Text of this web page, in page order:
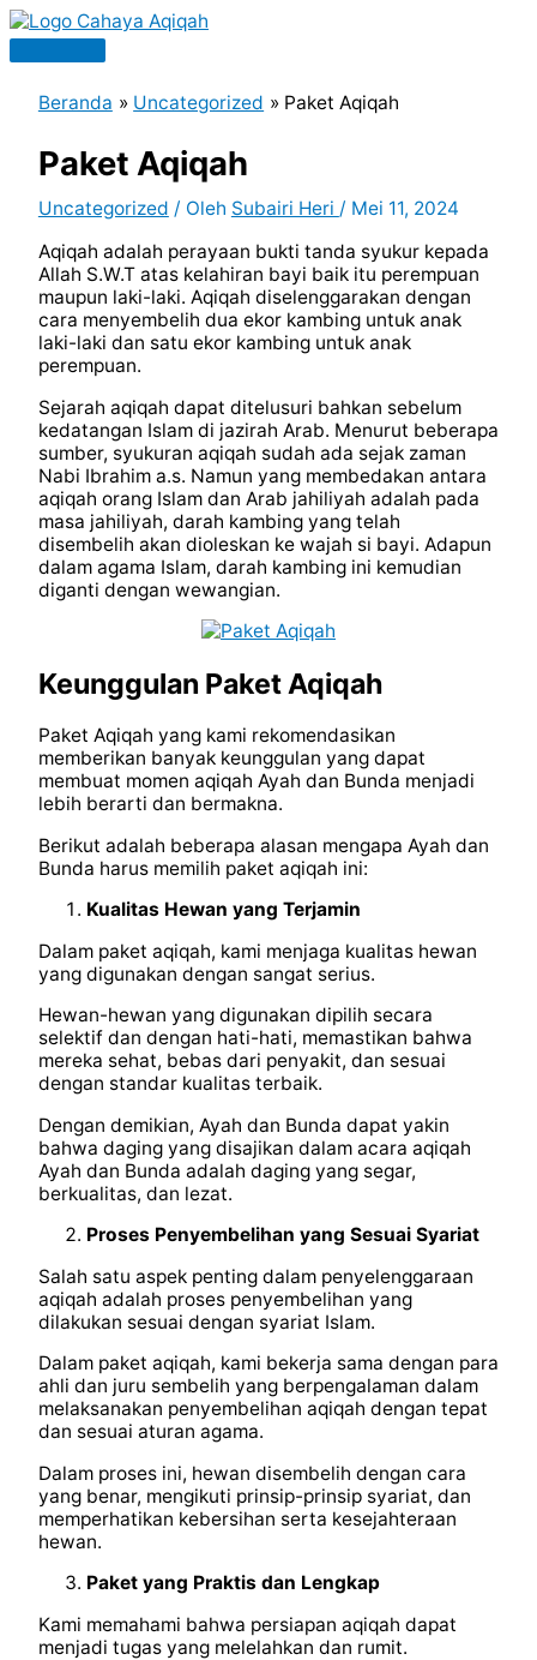
Lewati
ke
kontenMenu
Beranda
Uncategorized Paket Aqiqah
Paket Aqiqah
Uncategorized / Oleh Subairi Heri / Mei 11, 2024
Aqiqah adalah perayaan bukti tanda syukur kepada
Allah S.W.T atas kelahiran bayi baik itu perempuan
maupun laki-laki. Aqiqah diselenggarakan dengan
cara menyembelih dua ekor kambing untuk anak
laki-laki dan satu ekor kambing untuk anak
perempuan.
Sejarah aqiqah dapat ditelusuri bahkan sebelum
kedatangan Islam di jazirah Arab. Menurut beberapa
sumber, syukuran aqiqah sudah ada sejak zaman
Nabi Ibrahim a.s. Namun yang membedakan antara
aqiqah orang Islam dan Arab jahiliyah adalah pada
masa jahiliyah, darah kambing yang telah
disembelih akan dioleskan ke wajah si bayi. Adapun
dalam agama Islam, darah kambing ini kemudian
diganti dengan wewangian.
Keunggulan Paket Aqiqah
Paket Aqiqah yang kami rekomendasikan
memberikan banyak keunggulan yang dapat
membuat momen aqiqah Ayah dan Bunda menjadi
lebih berarti dan bermakna.
Berikut adalah beberapa alasan mengapa Ayah dan
Bunda harus memilih paket aqiqah ini:
Kualitas Hewan yang Terjamin
Dalam paket aqiqah, kami menjaga kualitas hewan
yang digunakan dengan sangat serius.
Hewan-hewan yang digunakan dipilih secara
selektif dan dengan hati-hati, memastikan bahwa
mereka sehat, bebas dari penyakit, dan sesuai
dengan standar kualitas terbaik.
Dengan demikian, Ayah dan Bunda dapat yakin
bahwa daging yang disajikan dalam acara aqiqah
Ayah dan Bunda adalah daging yang segar,
berkualitas, dan lezat.
Proses Penyembelihan yang Sesuai Syariat
Salah satu aspek penting dalam penyelenggaraan
aqiqah adalah proses penyembelihan yang
dilakukan sesuai dengan syariat Islam.
Dalam paket aqiqah, kami bekerja sama dengan para
ahli dan juru sembelih yang berpengalaman dalam
melaksanakan penyembelihan aqiqah dengan tepat
dan sesuai aturan agama.
Dalam proses ini, hewan disembelih dengan cara
yang benar, mengikuti prinsip-prinsip syariat, dan
memperhatikan kebersihan serta kesejahteraan
hewan.
Paket yang Praktis dan Lengkap
Kami memahami bahwa persiapan aqiqah dapat
menjadi tugas yang melelahkan dan rumit.